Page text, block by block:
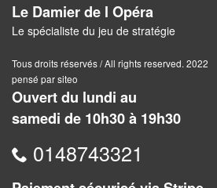
de
Dames
Coffrets
jeux
–
multijeux
Cartes
Le Damier de l Opéra
Le spécialiste du jeu de stratégie
Tous droits réservés / All rights reserved. 2022
pensé par siteo
Ouvert du lundi au
samedi de 10h30 à 19h30
0148743321